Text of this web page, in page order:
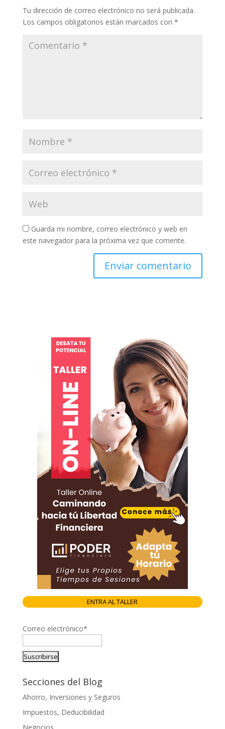
Tu dirección de correo electrónico no será publicada.
Los campos obligatorios están marcados con *
Guarda mi nombre, correo electrónico y web en
este navegador para la próxima vez que comente.
ENTRA AL TALLER
Correo electrónico*
Secciones del Blog
Ahorro, Inversiones y Seguros
Impuestos, Deducibilidad